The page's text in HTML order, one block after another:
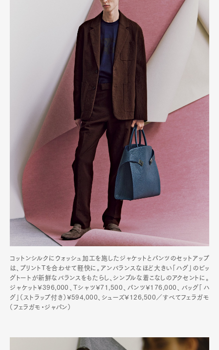
コットンシルクにウォッシュ加工を施したジャケットとパンツのセットアップ
は、プリントTを合わせて軽快に。アンバランスなほど大きい「ハグ」のビッ
グトートが新鮮なバランスをもたらし、シンプルな着こなしのアクセントに。
ジャケット¥396,000、Tシャツ¥71,500、パンツ¥176,000、バッグ「ハ
グ」（ストラップ付き）¥594,000、シューズ¥126,500／すべてフェラガモ
（フェラガモ・ジャパン）